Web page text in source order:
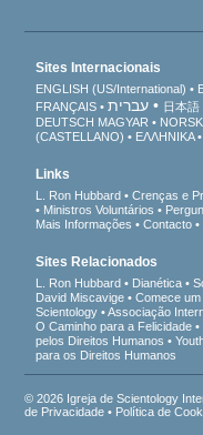
Sites Internacionais
ENGLISH (US/International)
FRANÇAIS
עברית 日本語
DEUTSCH MAGYAR NORSK
(CASTELLANO)
ΕΛΛΗΝΙΚA
Links
L. Ron Hubbard Crenças e
Ministros Voluntários
Mais Informações
Contacto
Sites Relacionados
L. Ron Hubbard Dianética
David Miscavige
Comece
Scientology
Associação
O Caminho para a Felicidade
pelos Direitos Humanos
para os Direitos Humanos
© 2026 Igreja de Scientology
de Privacidade • Política de